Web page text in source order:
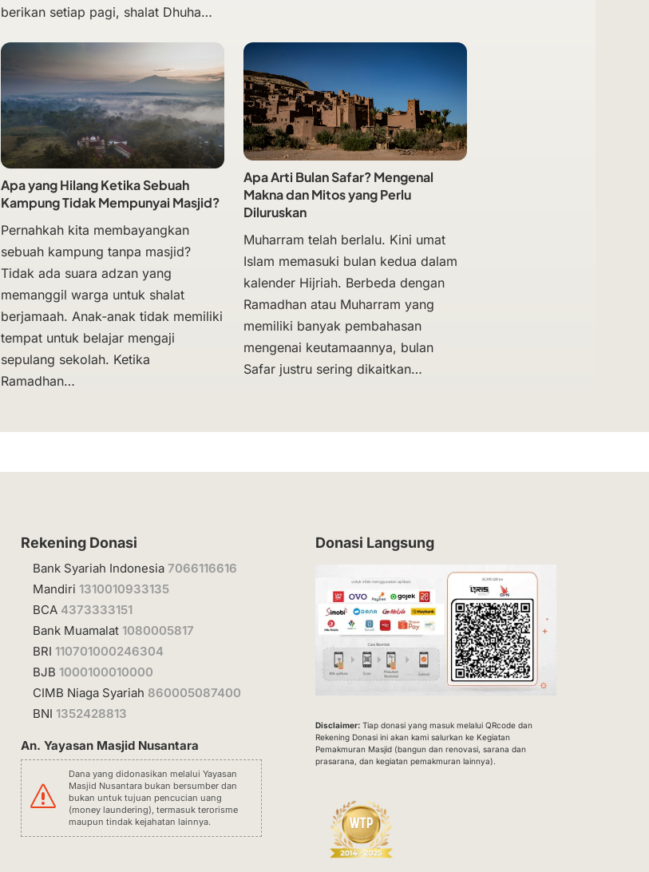
berikan setiap pagi, shalat Dhuha…
Apa yang Hilang Ketika Sebuah
Kampung Tidak Mempunyai Masjid?
Pernahkah kita membayangkan
sebuah kampung tanpa masjid?
Tidak ada suara adzan yang
memanggil warga untuk shalat
berjamaah. Anak-anak tidak memiliki
tempat untuk belajar mengaji
sepulang sekolah. Ketika
Ramadhan…
Apa Arti Bulan Safar? Mengenal
Makna dan Mitos yang Perlu
Diluruskan
Muharram telah berlalu. Kini umat
Islam memasuki bulan kedua dalam
kalender Hijriah. Berbeda dengan
Ramadhan atau Muharram yang
memiliki banyak pembahasan
mengenai keutamaannya, bulan
Safar justru sering dikaitkan…
Rekening Donasi
Bank Syariah Indonesia7066116616
Mandiri1310010933135
BCA 4373333151
Bank Muamalat1080005817
BRI110701000246304
BJB1000100010000
CIMB Niaga Syariah 860005087400
BNI1352428813
An. Yayasan Masjid Nusantara
s
Dana yang didonasikan melalui Yayasan
Masjid Nusantara bukan bersumber dan
bukan untuk tujuan pencucian uang
(money laundering), termasuk terorisme
maupun tindak kejahatan lainnya.
Donasi Langsung
Disclaimer:Tiap donasi yang masuk melalui QRcode dan
Rekening Donasi ini akan kami salurkan ke Kegiatan
Pemakmuran Masjid (bangun dan renovasi, sarana dan
prasarana, dan kegiatan pemakmuran lainnya).